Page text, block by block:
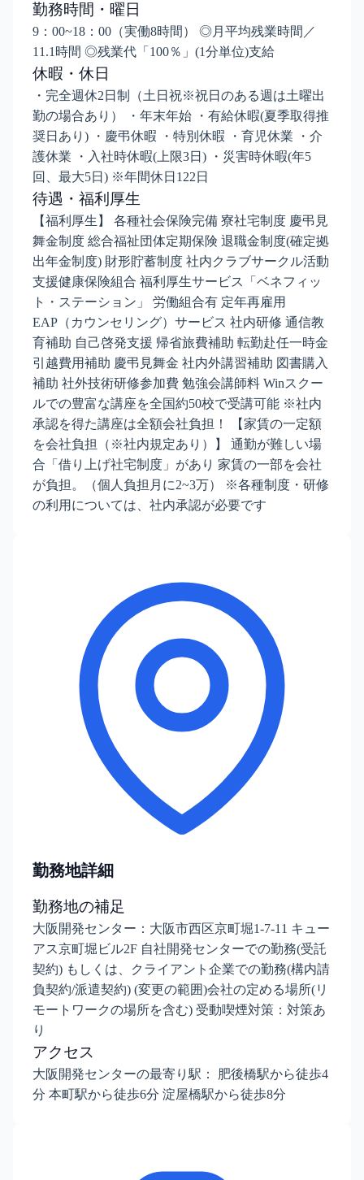
勤務時間・曜日
9：00~18：00（実働8時間） ◎月平均残業時間／
11.1時間 ◎残業代「100％」(1分単位)支給
休暇・休日
・完全週休2日制（土日祝※祝日のある週は土曜出
勤の場合あり） ・年末年始 ・有給休暇(夏季取得推
奨日あり) ・慶弔休暇 ・特別休暇 ・育児休業 ・介
護休業 ・入社時休暇(上限3日) ・災害時休暇(年5
回、最大5日) ※年間休日122日
待遇・福利厚生
【福利厚生】 各種社会保険完備 寮社宅制度 慶弔見
舞金制度 総合福祉団体定期保険 退職金制度(確定拠
出年金制度) 財形貯蓄制度 社内クラブサークル活動
支援健康保険組合 福利厚生サービス「ベネフィッ
ト・ステーション」 労働組合有 定年再雇用
EAP（カウンセリング）サービス 社内研修 通信教
育補助 自己啓発支援 帰省旅費補助 転勤赴任一時金
引越費用補助 慶弔見舞金 社内外講習補助 図書購入
補助 社外技術研修参加費 勉強会講師料 Winスクー
ルでの豊富な講座を全国約50校で受講可能 ※社内
承認を得た講座は全額会社負担！ 【家賃の一定額
を会社負担（※社内規定あり）】 通勤が難しい場
合「借り上げ社宅制度」があり 家賃の一部を会社
が負担。（個人負担月に2~3万） ※各種制度・研修
の利用については、社内承認が必要です
勤務地詳細
勤務地の補足
大阪開発センター：大阪市西区京町堀1-7-11 キュー
アス京町堀ビル2F 自社開発センターでの勤務(受託
契約) もしくは、クライアント企業での勤務(構内請
負契約/派遣契約) (変更の範囲)会社の定める場所(リ
モートワークの場所を含む) 受動喫煙対策：対策あ
り
アクセス
大阪開発センターの最寄り駅： 肥後橋駅から徒歩4
分 本町駅から徒歩6分 淀屋橋駅から徒歩8分